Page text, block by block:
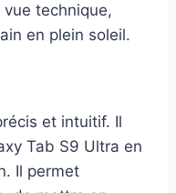
vue technique,
en plein soleil.
et intuitif. Il
Tab S9 Ultra en
Il permet